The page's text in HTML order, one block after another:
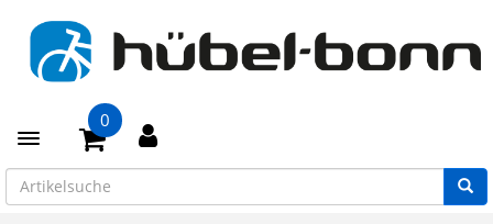
Toggle navigation
0